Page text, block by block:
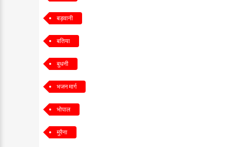
बड़वानी
बतिया
बुधनी
भजन मार्ग
भोपाल
मुरैना